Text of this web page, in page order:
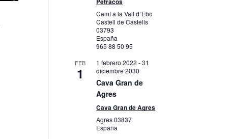
Camí a la Vall d´Ebo
Castell de Castells
03793
España
965 88 50 95
FEB
1
1 febrero 2022 -31
diciembre 2030
Cava Gran de
Agres
Cava Gran de Agres
Agres03837
España